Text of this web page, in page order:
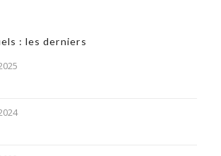
: les derniers